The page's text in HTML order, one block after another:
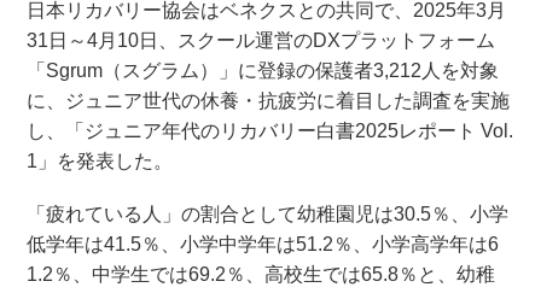
日本リカバリー協会はベネクスとの共同で、2025年3月
31日～4月10日、スクール運営のDXプラットフォーム
「Sgrum（スグラム）」に登録の保護者3,212人を対象
に、ジュニア世代の休養・抗疲労に着目した調査を実施
し、「ジュニア年代のリカバリー白書2025レポート Vol.
1」を発表した。
「疲れている人」の割合として幼稚園児は30.5％、小学
低学年は41.5％、小学中学年は51.2％、小学高学年は6
1.2％、中学生では69.2％、高校生では65.8％と、幼稚